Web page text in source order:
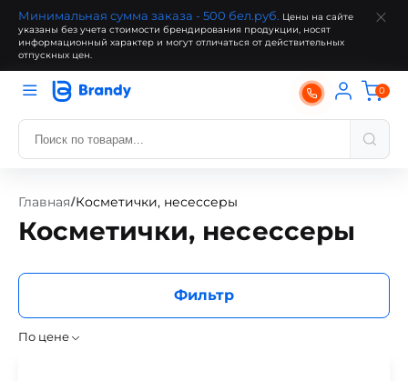
Минимальная сумма заказа - 500 бел.руб. Цены на сайте
указаны без учета стоимости брендирования продукции, носят
информационный характер и могут отличаться от действительных
отпускных цен.
0
Главная/Косметички, несессеры
Косметички, несессеры
Фильтр
По цене